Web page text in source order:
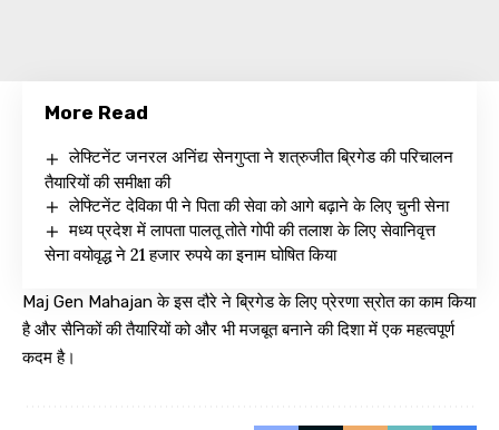
More Read
लेफ्टिनेंट जनरल अनिंद्य सेनगुप्ता ने शत्रुजीत ब्रिगेड की परिचालन
तैयारियों की समीक्षा की
लेफ्टिनेंट देविका पी ने पिता की सेवा को आगे बढ़ाने के लिए चुनी सेना
मध्य प्रदेश में लापता पालतू तोते गोपी की तलाश के लिए सेवानिवृत्त
सेना वयोवृद्ध ने 21 हजार रुपये का इनाम घोषित किया
Maj Gen Mahajan के इस दौरे ने ब्रिगेड के लिए प्रेरणा स्रोत का काम किया
है और सैनिकों की तैयारियों को और भी मजबूत बनाने की दिशा में एक महत्वपूर्ण
कदम है।